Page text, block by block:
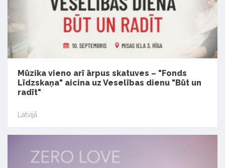
Mūzika vieno arī ārpus skatuves – "Fonds
Līdzskaņa" aicina uz Veselības dienu "Būt un
radīt"
Latvijā